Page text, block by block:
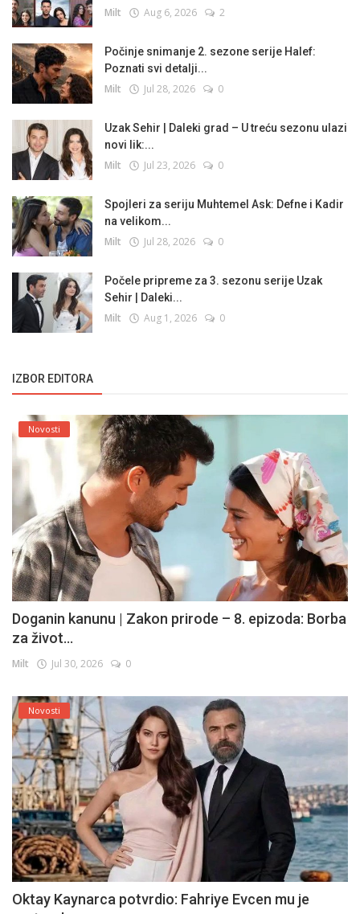
Milt Aug 6, 2026 2
Počinje snimanje 2. sezone serije Halef:
Poznati svi detalji...
Milt Jul 28, 2026 0
Uzak Sehir | Daleki grad – U treću sezonu ulazi
novi lik:...
Milt Jul 23, 2026 0
Spojleri za seriju Muhtemel Ask: Defne i Kadir
na velikom...
Milt Jul 28, 2026 0
Počele pripreme za 3. sezonu serije Uzak
Sehir | Daleki...
Milt Aug 1, 2026 0
IZBOR EDITORA
Novosti
Doganin kanunu | Zakon prirode – 8. epizoda: Borba
za život...
Milt Jul 30, 2026 0
Novosti
Oktay Kaynarca potvrdio: Fahriye Evcen mu je